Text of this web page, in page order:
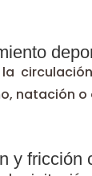
natación o
y fricción